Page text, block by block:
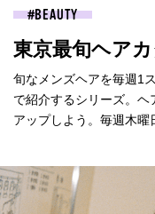
BEAUTY
東京最旬ヘア
旬なメンズヘアを毎週1
で紹介するシリーズ。
アップしよう。毎週木曜